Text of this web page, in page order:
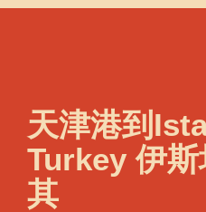
天津港到
Turkey 伊
其